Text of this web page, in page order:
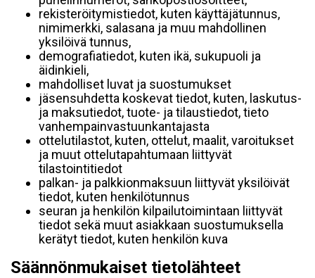
rekisteröitymistiedot, kuten käyttäjätunnus,
nimimerkki, salasana ja muu mahdollinen
yksilöivä tunnus,
demografiatiedot, kuten ikä, sukupuoli ja
äidinkieli,
mahdolliset luvat ja suostumukset
jäsensuhdetta koskevat tiedot, kuten, laskutus-
ja maksutiedot, tuote- ja tilaustiedot, tieto
vanhempainvastuunkantajasta
ottelutilastot, kuten, ottelut, maalit, varoitukset
ja muut ottelutapahtumaan liittyvät
tilastointitiedot
palkan- ja palkkionmaksuun liittyvät yksilöivät
tiedot, kuten henkilötunnus
seuran ja henkilön kilpailutoimintaan liittyvät
tiedot sekä muut asiakkaan suostumuksella
kerätyt tiedot, kuten henkilön kuva
Säännönmukaiset tietolähteet